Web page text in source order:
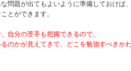
問題が出てもよいように準備しておけば
とができます。
自分の苦手も把握できるので、
のかが見えてきて、どこを勉強すべきか